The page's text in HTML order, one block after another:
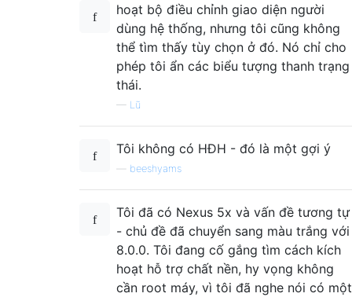
hoạt bộ điều chỉnh giao diện người
dùng hệ thống, nhưng tôi cũng không
thể tìm thấy tùy chọn ở đó. Nó chỉ cho
phép tôi ẩn các biểu tượng thanh trạng
thái.
— Lũ
Tôi không có HĐH - đó là một gợi ý
beeshyams
Tôi đã có Nexus 5x và vấn đề tương tự
- chủ đề đã chuyển sang màu trắng với
8.0.0. Tôi đang cố gắng tìm cách kích
hoạt hỗ trợ chất nền, hy vọng không
cần root máy, vì tôi đã nghe nói có một